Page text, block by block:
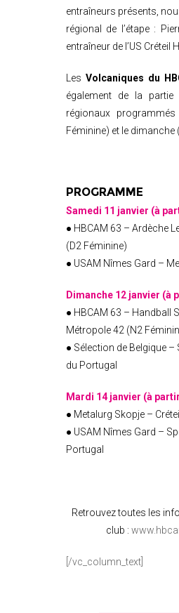
entraîneurs présents,
régional de l’étape :
entraîneur de l’US Créteil
Les Volcaniques du
également de la
régionaux
Féminine) et le dimanche
PROGRAMME
Samedi 11 janvier (à
● HBCAM 63 – Ardèche
(D2 Féminine)
● USAM Nîmes Gard –
Dimanche 12 janvier (à
● HBCAM 63 – Handball
Métropole 42 (N2
● Sélection de Belgique –
du Portugal
Mardi 14 janvier (à
● Metalurg Skopje –
● USAM Nîmes Gard –
Portugal
Retrouvez toutes les
club :
[/vc_column_text]